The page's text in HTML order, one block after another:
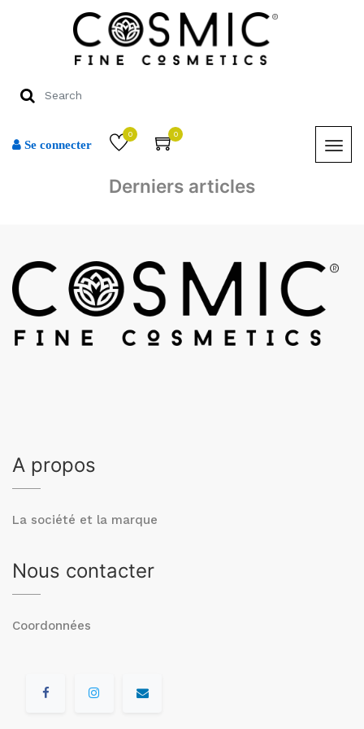
Se connecter
0 0
Derniers articles
A propos
La société et la marque
Nous contacter
Coordonnées